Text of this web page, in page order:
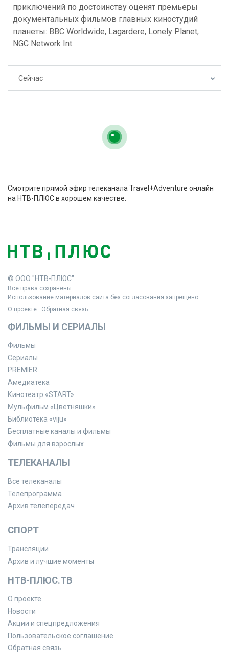
приключений по достоинству оценят премьеры
документальных фильмов главных киностудий
планеты: BBC Worldwide, Lagardere, Lonely Planet,
NGC Network Int.
Сейчас
Cмотрите прямой эфир телеканала Travel+Adventure онлайн
на НТВ-ПЛЮС в хорошем качестве.
© ООО "НТВ-ПЛЮС"
Все права сохранены.
Использование материалов сайта без согласования запрещено.
О проекте
Обратная связь
ФИЛЬМЫ И СЕРИАЛЫ
Фильмы
Сериалы
PREMIER
Амедиатека
Кинотеатр «START»
Мульфильм «Цветняшки»
Библиотека «viju»
Бесплатные каналы и фильмы
Фильмы для взрослых
ТЕЛЕКАНАЛЫ
Все телеканалы
Телепрограмма
Архив телепередач
СПОРТ
Трансляции
Архив и лучшие моменты
НТВ-ПЛЮС.ТВ
О проекте
Новости
Акции и спецпредложения
Пользовательское соглашение
Обратная связь